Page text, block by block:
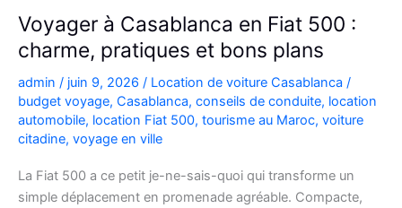
Voyager à Casablanca en Fiat 500 :
charme, pratiques et bons plans
admin / juin 9, 2026 / Location de voiture Casablanca /
budget voyage, Casablanca, conseils de conduite, location
automobile, location Fiat 500, tourisme au Maroc, voiture
citadine, voyage en ville
La Fiat 500 a ce petit je-ne-sais-quoi qui transforme un
simple déplacement en promenade agréable. Compacte,